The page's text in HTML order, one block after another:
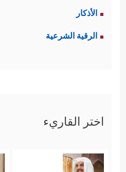
الأذكار
الرقية الشرعية
اختر القاريء